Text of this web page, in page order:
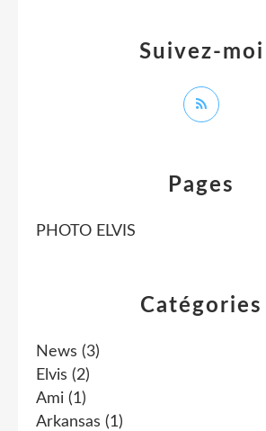
Catégories
News (3)
Elvis (2)
Ami (1)
Arkansas (1)
Pages
PHOTO ELVIS
Suivez-moi